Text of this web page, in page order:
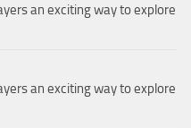
an exciting way to explore
an exciting way to explore